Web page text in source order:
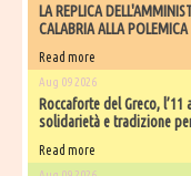
LA REPLICA
CALABRIA ALLA
Read more
Aug 09 2026
Roccaforte del Greco,
solidarietà e tradizione
Read more